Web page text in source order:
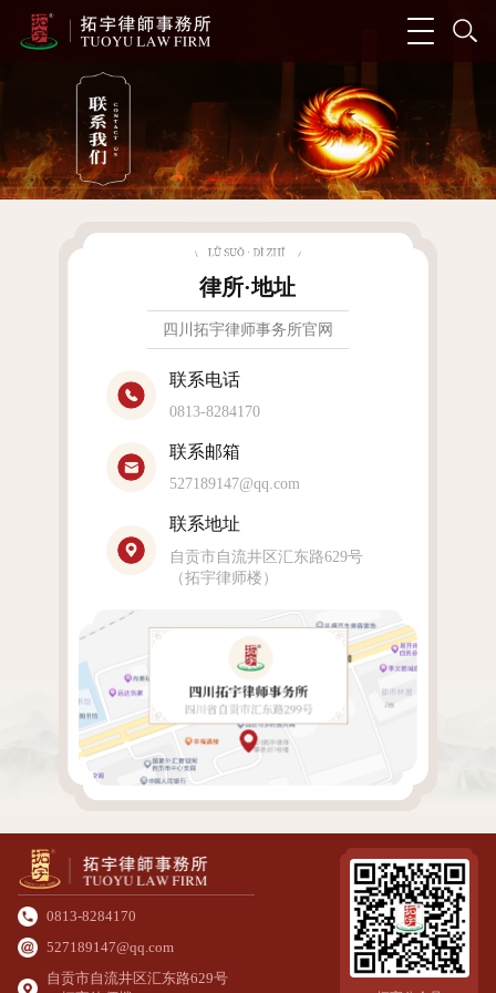
律所·地址
四川拓宇律师事务所官网
联系电话
0813-8284170
联系邮箱
527189147@qq.com
联系地址
自贡市自流井区汇东路629号
（拓宇律师楼）
0813-8284170
527189147@qq.com
自贡市自流井区汇东路629号